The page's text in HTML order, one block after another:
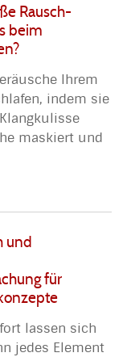
Rausch-
beim
Ihrem
indem sie
maskiert und
und
für
lassen sich
jedes Element